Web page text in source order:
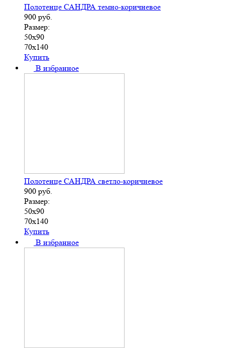
Полотенце САНДРА темно-коричневое
900 руб.
Размер:
50х90
70х140
Купить
В избранное
Полотенце САНДРА светло-коричневое
900 руб.
Размер:
50х90
70х140
Купить
В избранное